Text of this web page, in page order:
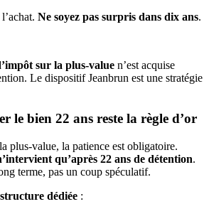
Ne soyez pas surpris dans dix ans.
sur la plus-value n’est acquise
Le dispositif Jeanbrun est une stratégie
le bien 22 ans reste la règle d’or
plus-value, la patience est obligatoire.
qu’après 22 ans de détention.
terme, pas un coup spéculatif.
dédiée :